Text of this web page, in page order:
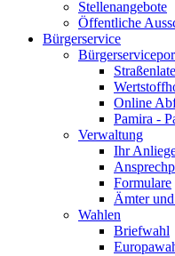
Stellenangebote
Öffentliche
Bürgerservice
Online
Pamira -
Verwaltung
Ihr
Formulare
Ämter
Wahlen
Briefwahl